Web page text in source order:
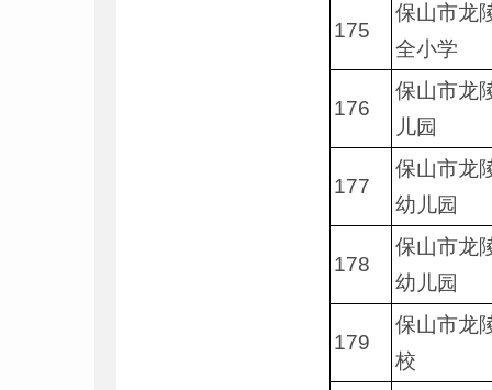
175
保山市龙
全小学
176
保山市龙
儿园
177
保山市龙
幼儿园
178
保山市龙
幼儿园
179
保山市龙
校